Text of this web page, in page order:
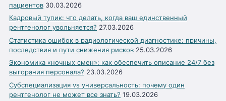
пациентов 30.03.2026
Кадровый тупик: что делать, когда ваш единственный
рентгенолог увольняется? 27.03.2026
Статистика ошибок в радиологической диагностике: причины,
последствия и пути снижения рисков 25.03.2026
Экономика «ночных смен»: как обеспечить описание 24/7 без
выгорания персонала? 23.03.2026
Субспециализация vs универсальность: почему один
рентгенолог не может все знать? 19.03.2026